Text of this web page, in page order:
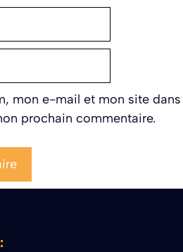
mon e-mail et mon site dans
prochain commentaire.